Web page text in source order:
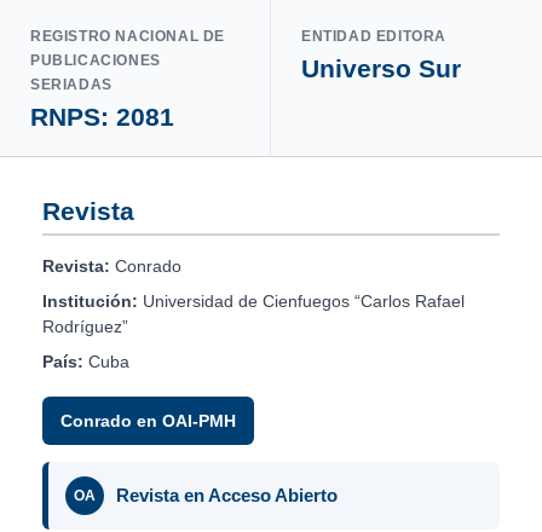
REGISTRO NACIONAL DE
PUBLICACIONES
SERIADAS
RNPS: 2081
ENTIDAD EDITORA
Universo Sur
Revista
Revista: Conrado
Institución: Universidad de Cienfuegos “Carlos Rafael
Rodríguez”
País: Cuba
Conrado en OAI-PMH
OA Revista en Acceso Abierto